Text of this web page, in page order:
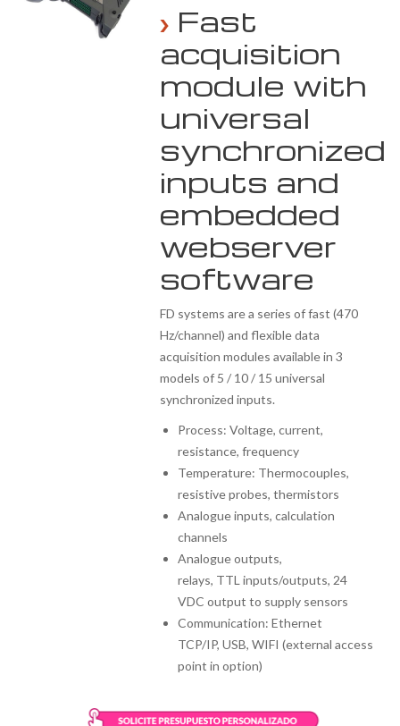
Fast
acquisition
module with
universal
synchronized
inputs and
embedded
webserver
software
FD systems are a series of fast (470
Hz/channel) and flexible data
acquisition modules available in 3
models of 5 / 10 / 15 universal
synchronized inputs.
Process: Voltage, current,
resistance, frequency
Temperature: Thermocouples,
resistive probes, thermistors
Analogue inputs, calculation
channels
Analogue outputs,
relays, TTL inputs/outputs, 24
VDC output to supply sensors
Communication: Ethernet
TCP/IP, USB, WIFI (external access
point in option)